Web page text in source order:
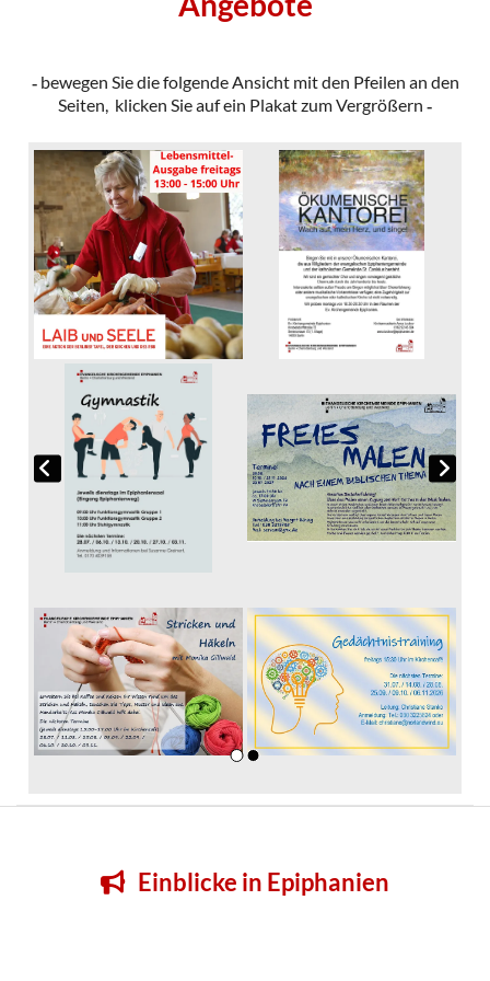
-bewegen Sie die folgende Ansicht mit den Pfeilen an den
Seiten, klicken Sie auf ein Plakat zum Vergrößern -
Einblicke in Epiphanien